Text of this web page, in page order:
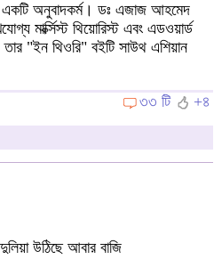
অনুবাদকর্ম। ডঃ এজাজ আহমেদ
মার্ক্সিস্ট থিয়োরিস্ট এবং এডওয়ার্ড
"ইন থিওরি" বইটি সাউথ এশিয়ান
৩৩ টি
+৪
উঠিছে আবার বাজি